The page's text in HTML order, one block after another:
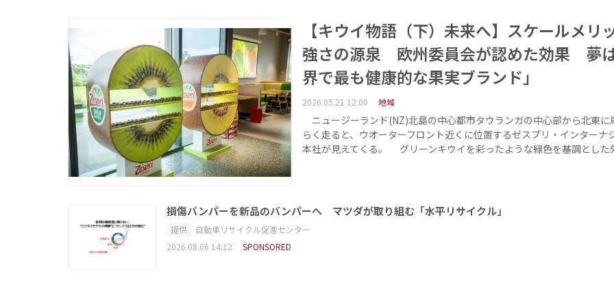
【キウイ物語（下）未来へ】スケールメリ
強さの源泉 欧州委員会が認めた効果 夢
界で最も健康的な果実ブランド」
2026.05.21 12:00 地域
ニュージーランド(NZ)北島の中心都市タウランガの中心部から北東に
らく走ると、ウオーターフロント近くに位置するゼスプリ・インターナ
本社が見えてくる。 グリーンキウイを彩ったような緑色を基調とし
損傷バンパーを新品のバンパーへ マツダが取り組む「水平リサイクル」
提供
自動車リサイクル促進センター
2026.08.06 14:12
SPONSORED